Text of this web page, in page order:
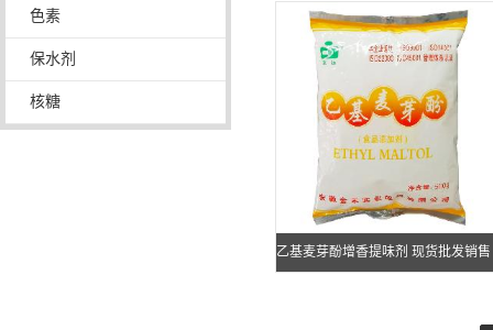
色素
保水剂
核糖
乙基麦芽酚增香提味剂 现货批发销售